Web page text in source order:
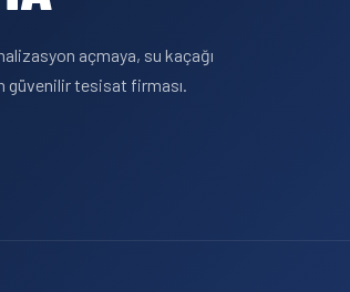
açmaya, su kaçağı
güvenilir tesisat firması.